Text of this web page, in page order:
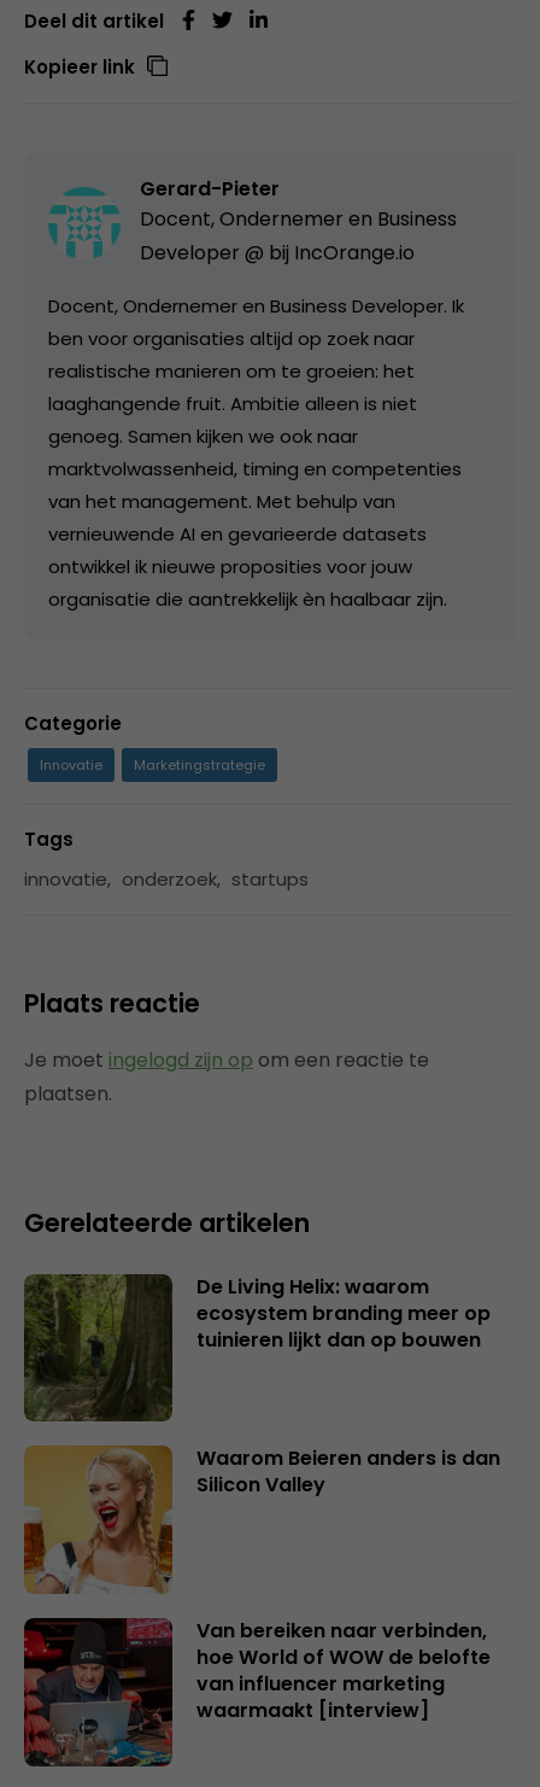
Deel dit artikel
Kopieer link
Gerard-Pieter
Docent, Ondernemer en Business
Developer @ bij IncOrange.io
Docent, Ondernemer en Business Developer. Ik
ben voor organisaties altijd op zoek naar
realistische manieren om te groeien: het
laaghangende fruit. Ambitie alleen is niet
genoeg. Samen kijken we ook naar
marktvolwassenheid, timing en competenties
van het management. Met behulp van
vernieuwende AI en gevarieerde datasets
ontwikkel ik nieuwe proposities voor jouw
organisatie die aantrekkelijk èn haalbaar zijn.
Categorie
Innovatie Marketingstrategie
Tags
innovatie, onderzoek, startups
Plaats reactie
Je moet ingelogd zijn op om een reactie te
plaatsen.
Gerelateerde artikelen
De Living Helix: waarom
ecosystem branding meer op
tuinieren lijkt dan op bouwen
Waarom Beieren anders is dan
Silicon Valley
Van bereiken naar verbinden,
hoe World of WOW de belofte
van influencer marketing
waarmaakt [interview]